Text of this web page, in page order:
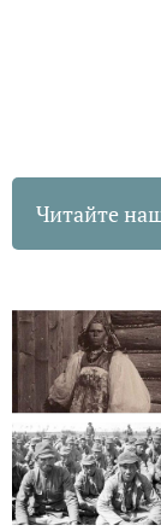
Читайте